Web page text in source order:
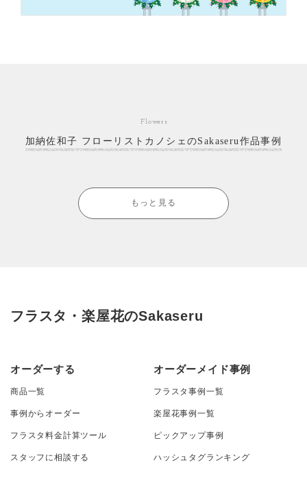
Flowers
加納佐和子 フローリストカノシェのSakaseru作品事例
もっと見る
フラスタ・楽屋花のSakaseru
オーダーする
商品一覧
事例からオーダー
フラスタ料金計算ツール
スタッフに相談する
オーダーメイド事例
フラスタ事例一覧
楽屋花事例一覧
ピックアップ事例
ハッシュタグランキング